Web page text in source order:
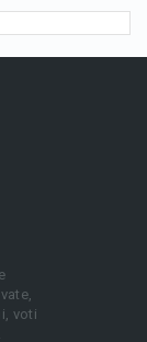
voti